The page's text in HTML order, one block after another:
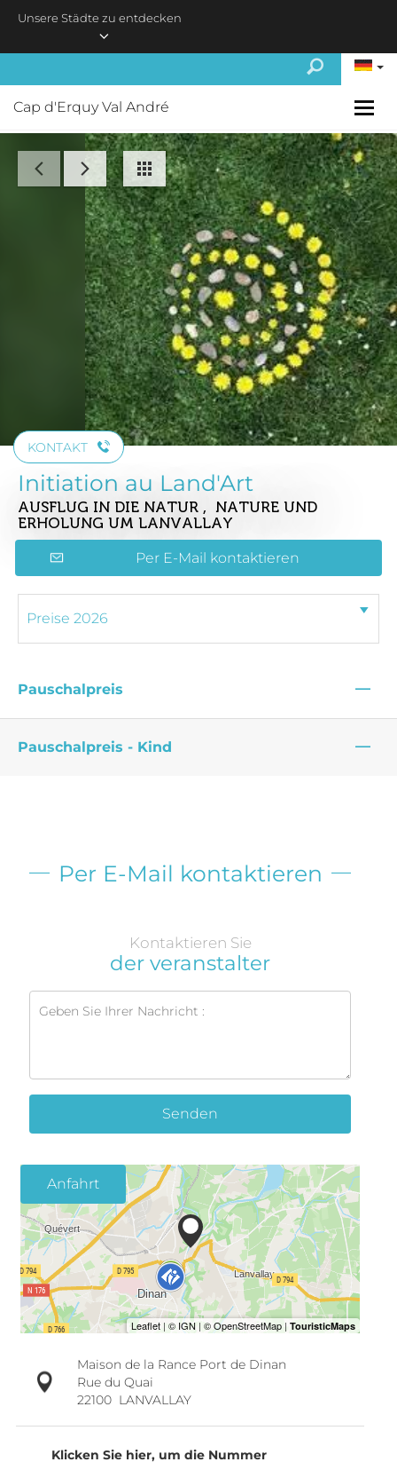
Unsere Städte zu entdecken
Cap d'Erquy Val André
KONTAKT
Initiation au Land'Art
AUSFLUG IN DIE NATUR , NATURE UND
ERHOLUNG UM LANVALLAY
Per E-Mail kontaktieren
Pauschalpreis —
Pauschalpreis - Kind —
Per E-Mail kontaktieren
Kontaktieren Sie
der veranstalter
Senden
Anfahrt
Maison de la Rance Port de Dinan
Rue du Quai
22100 LANVALLAY
Klicken Sie hier, um die Nummer